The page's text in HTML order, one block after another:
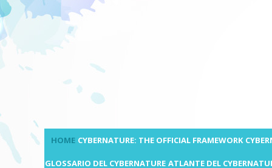
HOME CYBERNATURE: THE OFFICIAL FRAMEWORK
GLOSSARIO DEL CYBERNATURE ATLANTE DEL